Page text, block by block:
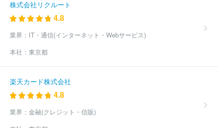
株式会社リクルート
4.8
業界： IT・通信(インターネット・Webサービス)
本社： 東京都
楽天カード株式会社
4.8
業界： 金融(クレジット・信販)